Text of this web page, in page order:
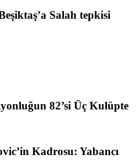
Salah tepkisi
82’si Üç Kulüpte
Kadrosu: Yabancı